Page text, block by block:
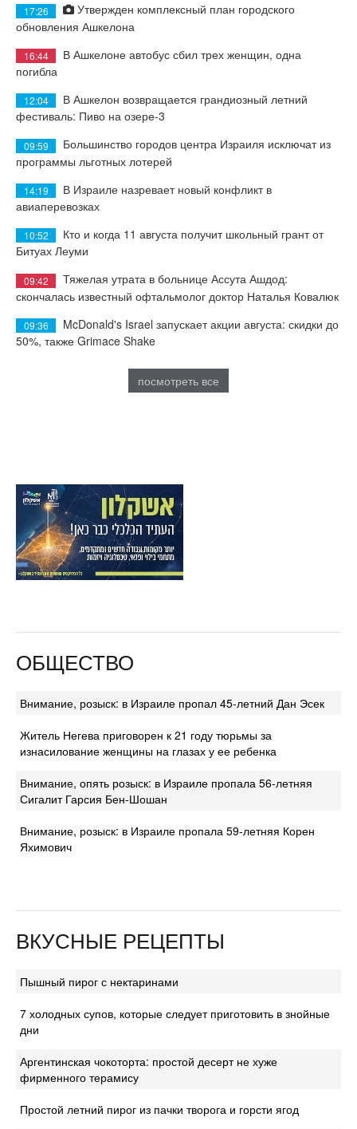
17:26
Утвержден комплексный план городского
обновления Ашкелона
16:44
В Ашкелоне автобус сбил трех женщин, одна
погибла
12:04
В Ашкелон возвращается грандиозный летний
фестиваль: Пиво на озере-3
09:59
Большинство городов центра Израиля исключат из
программы льготных лотерей
14:19
В Израиле назревает новый конфликт в
авиаперевозках
10:52
Кто и когда 11 августа получит школьный грант от
Битуах Леуми
09:42
Тяжелая утрата в больнице Ассута Ашдод:
скончалась известный офтальмолог доктор Наталья Ковалюк
09:36
McDonald's Israel запускает акции августа: скидки до
50%, также Grimace Shake
посмотреть все
ОБЩЕСТВО
Внимание, розыск: в Израиле пропал 45-летний Дан Эсек
Житель Негева приговорен к 21 году тюрьмы за
изнасилование женщины на глазах у ее ребенка
Внимание, опять розыск: в Израиле пропала 56-летняя
Сигалит Гарсия Бен-Шошан
Внимание, розыск: в Израиле пропала 59-летняя Корен
Яхимович
ВКУСНЫЕ РЕЦЕПТЫ
Пышный пирог с нектаринами
7 холодных супов, которые следует приготовить в знойные
дни
Аргентинская чокоторта: простой десерт не хуже
фирменного терамису
Простой летний пирог из пачки творога и горсти ягод